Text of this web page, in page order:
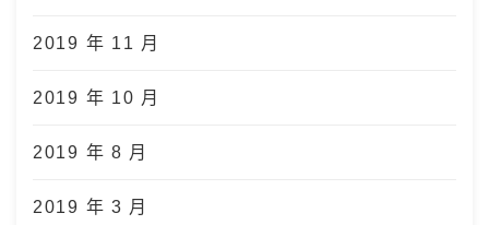
2019 年 11 月
2019 年 10 月
2019 年 8 月
2019 年 3 月